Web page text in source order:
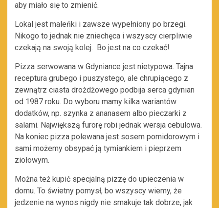
aby miało się to zmienić.
Lokal jest maleńki i zawsze wypełniony po brzegi.
Nikogo to jednak nie zniechęca i wszyscy cierpliwie
czekają na swoją kolej. Bo jest na co czekać!
Pizza serwowana w Gdyniance jest nietypowa. Tajna
receptura grubego i puszystego, ale chrupiącego z
zewnątrz ciasta drożdżowego podbija serca gdynian
od 1987 roku. Do wyboru mamy kilka wariantów
dodatków, np. szynka z ananasem albo pieczarki z
salami. Największą furorę robi jednak wersja cebulowa.
Na koniec pizza polewana jest sosem pomidorowym i
sami możemy obsypać ją tymiankiem i pieprzem
ziołowym.
Można też kupić specjalną pizzę do upieczenia w
domu. To świetny pomysł, bo wszyscy wiemy, że
jedzenie na wynos nigdy nie smakuje tak dobrze, jak